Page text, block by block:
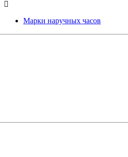
Марки наручных часов